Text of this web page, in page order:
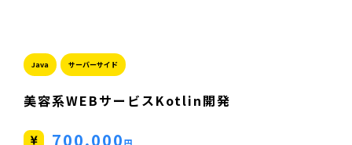
Java サーバーサイド
美容系WEBサービスKotlin開発
700,000